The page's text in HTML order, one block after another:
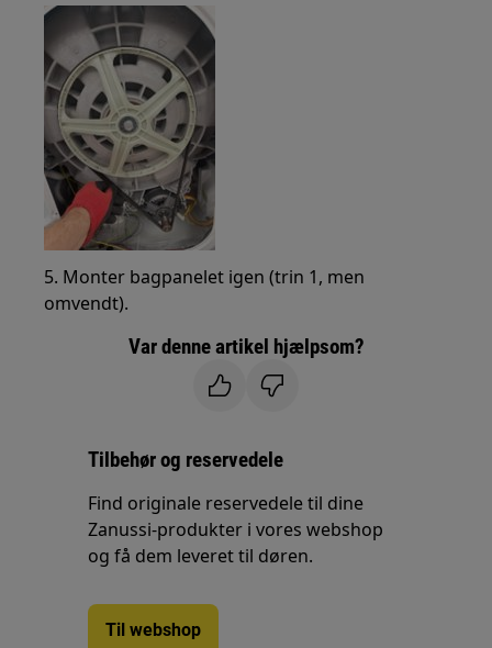
5. Monter bagpanelet igen (trin 1, men
omvendt).
Var denne artikel hjælpsom?
Tilbehør og reservedele
Find originale reservedele til dine
Zanussi-produkter i vores webshop
og få dem leveret til døren.
Til webshop